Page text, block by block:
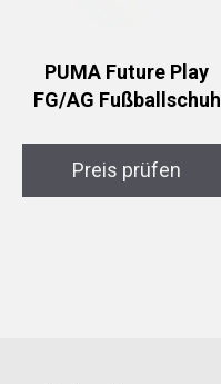
PUMA Future Play
FG/AG Fußballschuh
Preis prüfen